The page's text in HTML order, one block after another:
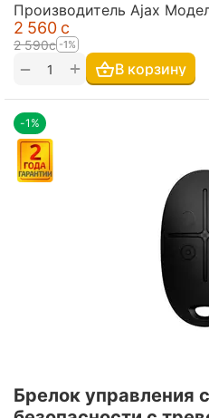
Производитель Ajax
2 560 с
2 590с -1%
+
− В корзину
-1%
Брелок управления